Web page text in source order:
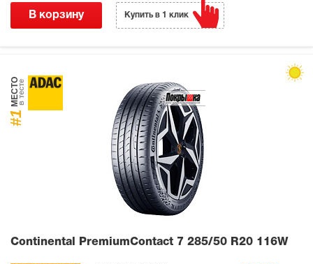
В корзину Купить в 1 клик
#1
МЕСТОв тесте
Continental PremiumContact 7 285/50 R20 116W